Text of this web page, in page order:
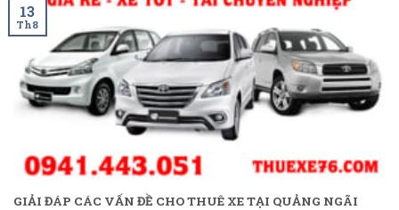
GIẢI ĐÁP CÁC VẤN ĐỀ CHO THUÊ XE TẠI QUẢNG NGÃI
13
Th8